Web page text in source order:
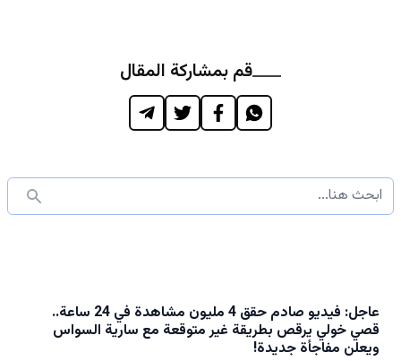
قم بمشاركة المقال
عاجل: فيديو صادم حقق 4 مليون مشاهدة في 24 ساعة..
قصي خولي يرقص بطريقة غير متوقعة مع سارية السواس
ويعلن مفاجأة جديدة!